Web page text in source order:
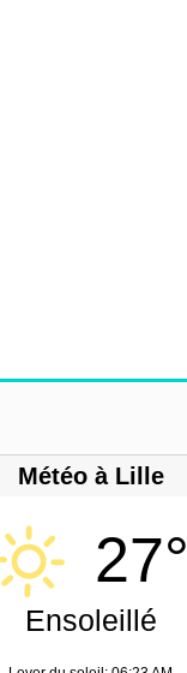
Météo à Lille
27°
Ensoleillé